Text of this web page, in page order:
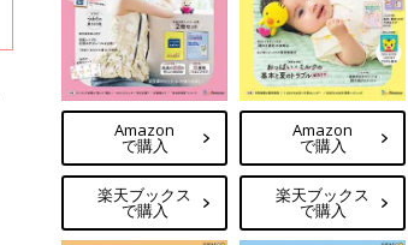
Amazon
で購入
楽天ブックス
で購入
Amazon
で購入
楽天ブックス
で購入